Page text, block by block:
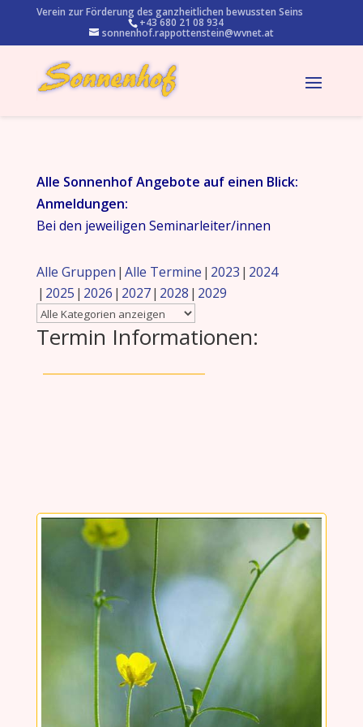
Verein zur Förderung des ganzheitlichen bewussten Seins
+43 680 21 08 934
sonnenhof.rappottenstein@wvnet.at
Alle Sonnenhof Angebote auf einen Blick:
Anmeldungen:
Bei den jeweiligen Seminarleiter/innen
Alle Gruppen Alle Termine 2023 2024
2025 2026 2027 2028 2029
Termin Informationen: